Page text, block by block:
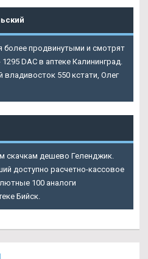
более продвинутыми и смотрят
DAC в аптеке Калининград.
550 кстати, Олег
скачкам дешево Геленджик.
доступно расчетно-кассовое
100 аналоги
Бийск.